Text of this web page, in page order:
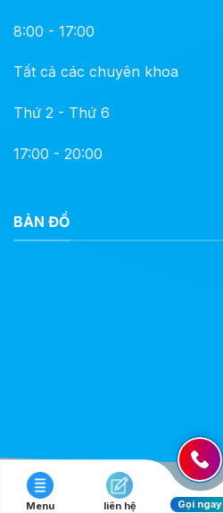
8:00 - 17:00
Tất cả các chuyên khoa
Thứ 2 - Thứ 6
17:00 - 20:00
BẢN ĐỒ
Menu liên hệ Gọi ngay